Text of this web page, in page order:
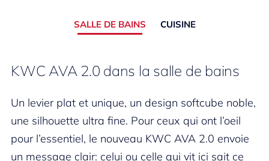
SALLE DE BAINS CUISINE
KWC AVA 2.0 dans la salle de bains
Un levier plat et unique, un design softcube noble,
une silhouette ultra fine. Pour ceux qui ont l’oeil
pour l’essentiel, le nouveau KWC AVA 2.0 envoie
un message clair: celui ou celle qui vit ici sait ce